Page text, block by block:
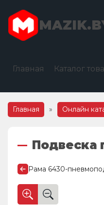
Главная Каталог
Главная » Онлайн
Подвеска
Рама 6430-